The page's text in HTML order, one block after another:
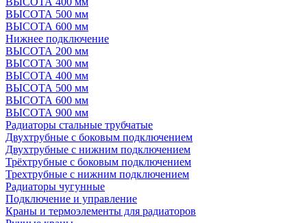
ВЫСОТА 500 мм
ВЫСОТА 600 мм
Нижнее подключение
ВЫСОТА 200 мм
ВЫСОТА 300 мм
ВЫСОТА 400 мм
ВЫСОТА 500 мм
ВЫСОТА 600 мм
ВЫСОТА 900 мм
Радиаторы стальные трубчатые
Двухтрубные с боковым подключением
Двухтрубные с нижним подключением
Трёхтрубные с боковым подключением
Трехтрубные с нижним подключением
Радиаторы чугунные
Подключение и управление
Краны и термоэлементы для радиаторов